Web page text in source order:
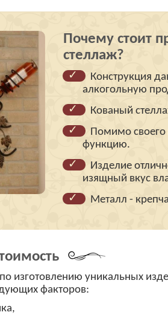
Почему стоит
стеллаж?
Конструкция
алкогольную
Кованый
Помимо своего
функцию.
Изделие
изящный вкус
Металл -
изготовлению уникальных
факторов: